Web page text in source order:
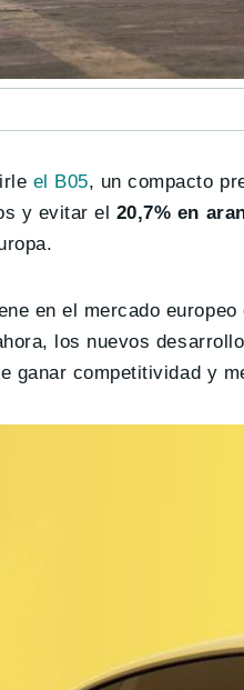
el B05, un compacto
y evitar el 20,7% en
en el mercado europeo
los nuevos
ganar competitividad y